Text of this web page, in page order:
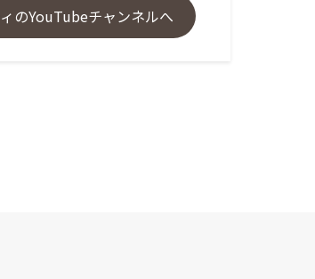
のYouTubeチャンネルへ